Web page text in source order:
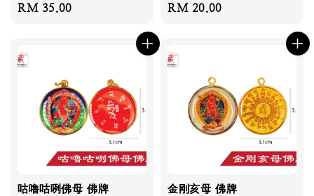
Regular
RM 35.00
Regular
RM 20.00
咕噜咕咧佛母 佛牌 金刚亥母 佛牌